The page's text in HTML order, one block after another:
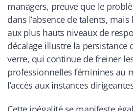
managers, preuve que le
dans l’absence de talents,
aux plus hauts niveaux de
décalage illustre la persistance
verre, qui continue de freiner
professionnelles féminines au
l’accès aux instances